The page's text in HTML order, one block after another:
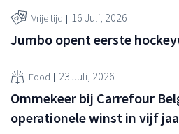
Vrije tijd 16 Juli, 2026
Jumbo opent eerste
Food 23 Juli, 2026
Ommekeer bij Carrefour
operationele winst in vijf